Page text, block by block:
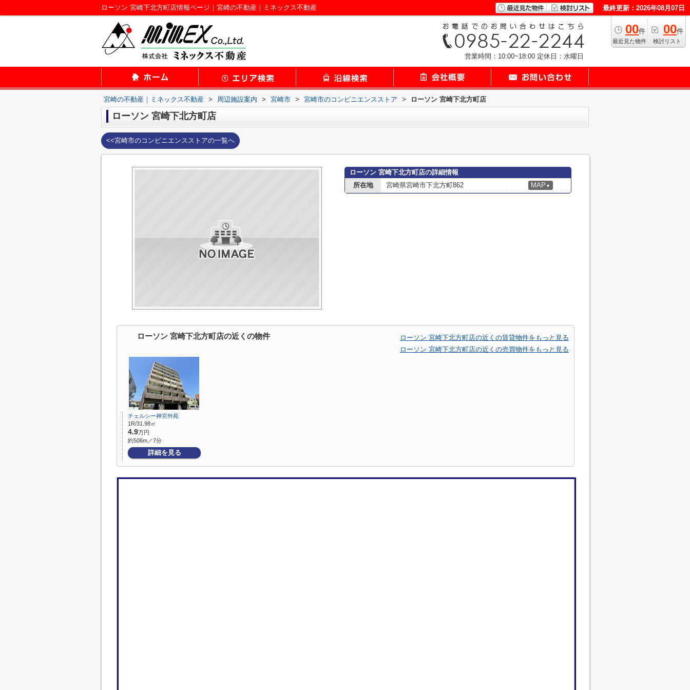
ローソン 宮崎下北方町店情報ページ｜宮崎の不動産｜ミネックス不動産 最終更新：2026年08月07日
00件
最近見た物件
00件
検討リスト
営業時間：10:00~18:00 定休日：水曜日
宮崎の不動産｜ミネックス不動産 > 周辺施設案内 > 宮崎市 > 宮崎市のコンビニエンスストア > ローソン 宮崎下北方町店
ローソン 宮崎下北方町店
<<宮崎市のコンビニエンスストアの一覧へ
ローソン 宮崎下北方町店の詳細情報
所在地
宮崎県宮崎市下北方町862 MAP ▼
ローソン 宮崎下北方町店の近くの物件
ローソン 宮崎下北方町店の近くの賃貸物件をもっと見る
ローソン 宮崎下北方町店の近くの売買物件をもっと見る
チェルシー神宮外苑
1R/31.98㎡
4.9万円
約506m／7分
詳細を見る